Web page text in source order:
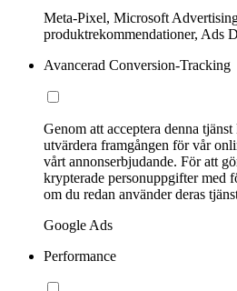
Meta-Pixel, Microsoft
produktrekommendationer, Ads
Avancerad Conversion-Tracking
Genom att acceptera denna
utvärdera framgången för vår
vårt annonserbjudande. För att
krypterade personuppgifter med
om du redan använder deras
Google Ads
Performance